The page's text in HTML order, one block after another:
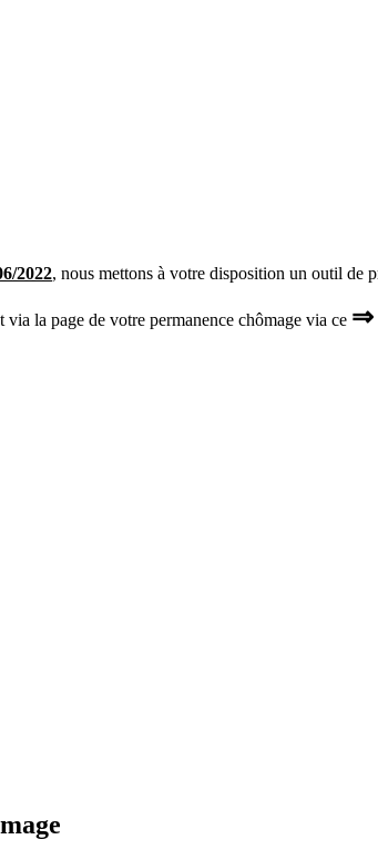
2022, nous mettons à votre disposition un outil de
la page de votre permanence chômage via ce ⇒